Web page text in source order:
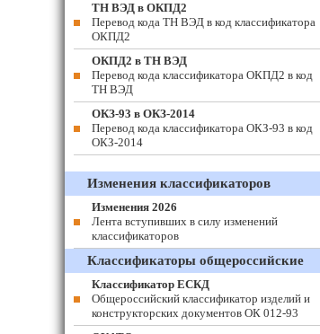
ТН ВЭД в ОКПД2
Перевод кода ТН ВЭД в код классификатора
ОКПД2
ОКПД2 в ТН ВЭД
Перевод кода классификатора ОКПД2 в код
ТН ВЭД
ОКЗ-93 в ОКЗ-2014
Перевод кода классификатора ОКЗ-93 в код
ОКЗ-2014
Изменения классификаторов
Изменения 2026
Лента вступивших в силу изменений
классификаторов
Классификаторы общероссийские
Классификатор ЕСКД
Общероссийский классификатор изделий и
конструкторских документов ОК 012-93